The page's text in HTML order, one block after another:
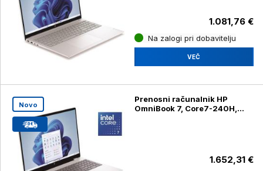
1.081,76 €
Na zalogi pri dobavitelju
VEČ
Novo
Prenosni računalnik HP
OmniBook 7, Core7-240H,
1.652,31 €